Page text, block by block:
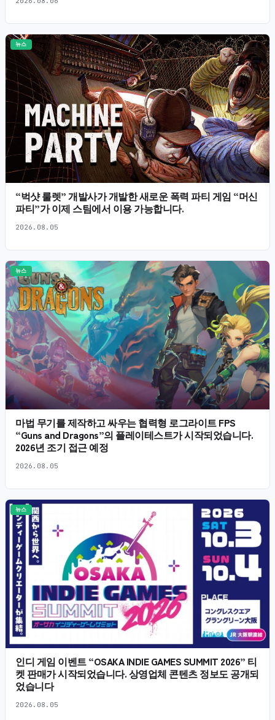
뉴스
“벅샷 룰렛” 개발사가 개발한 새로운 폭력 파티 게임 “머신
파티”가 이제 스팀에서 이용 가능합니다.
2026.08.05
뉴스
마법 무기를 제작하고 싸우는 협력형 로그라이트 FPS
“Guns and Dragons”의 플레이테스트가 시작되었습니다.
2026년 조기 접근 예정
2026.08.05
뉴스
인디 게임 이벤트 “OSAKA INDIE GAMES SUMMIT 2026” 티
켓 판매가 시작되었습니다. 상영업체 콘텐츠 정보도 공개되
었습니다
2026.08.05